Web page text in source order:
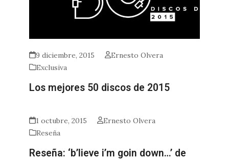
9 diciembre, 2015
Ernesto Olvera
Exclusiva
Los mejores 50 discos de 2015
1 octubre, 2015
Ernesto Olvera
Reseña
Reseña: ‘b’lieve i’m goin down…’ de